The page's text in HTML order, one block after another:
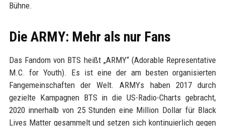
Bühne.
Die ARMY: Mehr als nur Fans
Das Fandom von BTS heißt „ARMY“ (Adorable Representative
M.C. for Youth). Es ist eine der am besten organisierten
Fangemeinschaften der Welt. ARMYs haben 2017 durch
gezielte Kampagnen BTS in die US-Radio-Charts gebracht,
2020 innerhalb von 25 Stunden eine Million Dollar für Black
Lives Matter gesammelt und setzen sich kontinuierlich gegen